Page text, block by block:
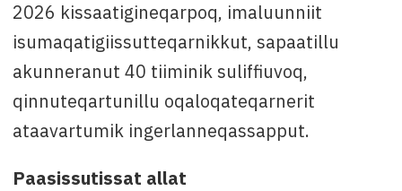
2026 kissaatigineqarpoq, imaluunniit
isumaqatigiissutteqarnikkut, sapaatillu
akunneranut 40 tiiminik suliffiuvoq,
qinnuteqartunillu oqaloqateqarnerit
ataavartumik ingerlanneqassapput.
Paasissutissat allat